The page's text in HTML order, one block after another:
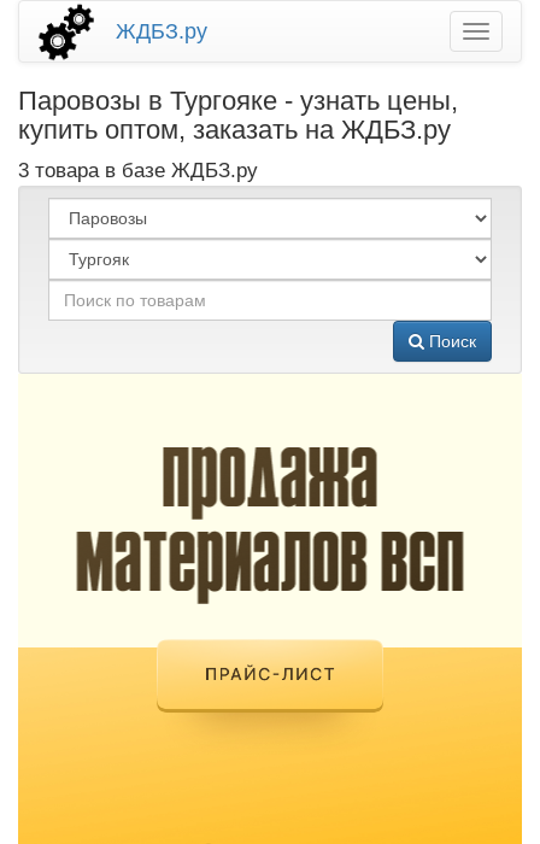
ЖДБЗ.ру
Паровозы в Тургояке - узнать цены,
купить оптом, заказать на ЖДБЗ.ру
3 товара в базе ЖДБЗ.ру
Поиск